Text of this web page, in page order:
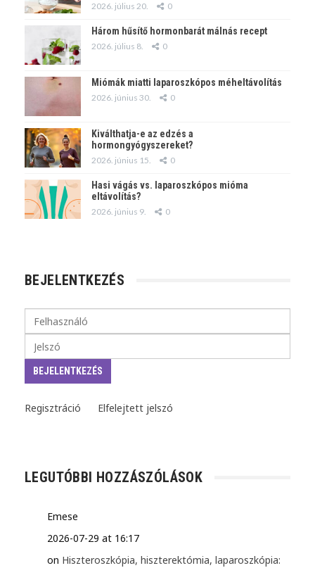
2026. július 20. 0
Három hűsítő hormonbarát málnás recept
2026. július 8. 0
Miómák miatti laparoszkópos méheltávolítás
2026. június 30. 0
Kiválthatja-e az edzés a
hormongyógyszereket?
2026. június 15. 0
Hasi vágás vs. laparoszkópos mióma
eltávolítás?
2026. június 9. 0
BEJELENTKEZÉS
Regisztráció Elfelejtett jelszó
LEGUTÓBBI HOZZÁSZÓLÁSOK
Emese
2026-07-29 at 16:17
on Hiszteroszkópia, hiszterektómia, laparoszkópia: